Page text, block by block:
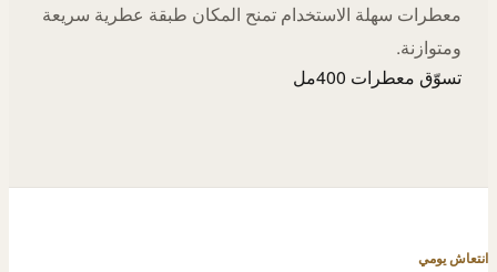
معطرات سهلة الاستخدام تمنح المكان طبقة عطرية سريعة
ومتوازنة.
تسوّق معطرات 400مل
انتعاش يومي